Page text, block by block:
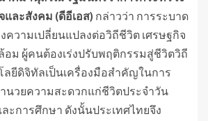
และสังคม (ดีอีเอส) กล่าวว่า การระบาด
ความเปลี่ยนแปลงต่อวิถีชีวิต เศรษฐกิจ
อม ผู้คนต้องเร่งปรับพฤติกรรมสู่ชีวิตวิถี
ลยีดิจิทัลเป็นเครื่องมือสำคัญในการ
นวยความสะดวกแก่ชีวิตประจำวัน
ะการศึกษา ดังนั้นประเทศไทยจึง